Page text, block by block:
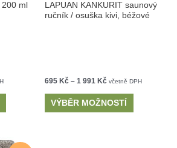
ml
LAPUAN KANKURIT saunový
ručník / osuška kivi, béžové
695 Kč – 1 991 Kč včetně DPH
VÝBĚR MOŽNOSTÍ